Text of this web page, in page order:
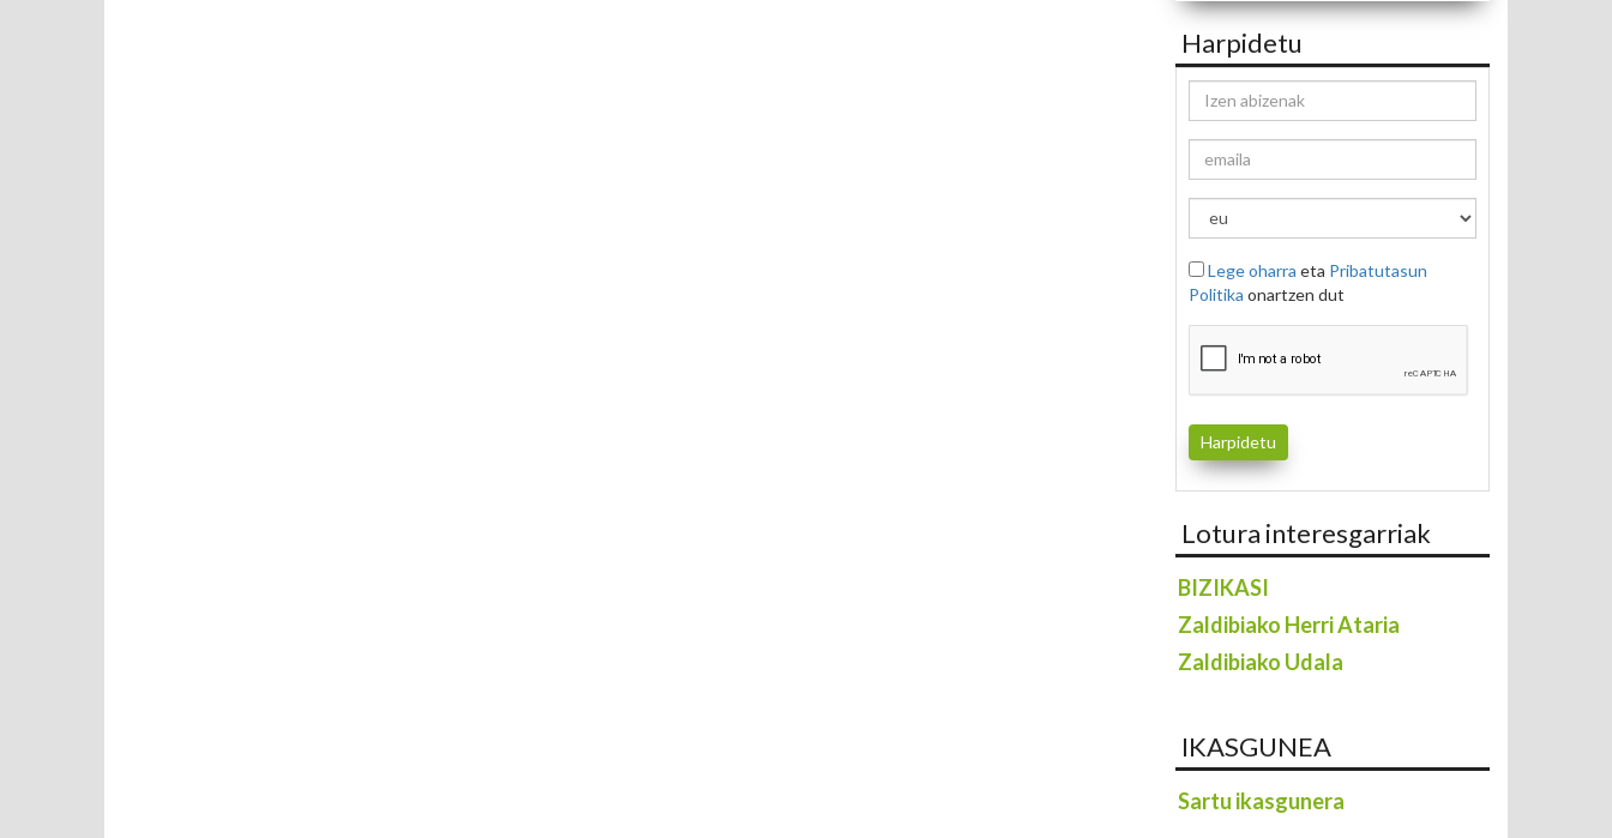
Harpidetu
Lege oharra eta Pribatutasun
Politika onartzen dut
Lotura interesgarriak
BIZIKASI
Zaldibiako Herri Ataria
Zaldibiako Udala
IKASGUNEA
Sartu ikasgunera